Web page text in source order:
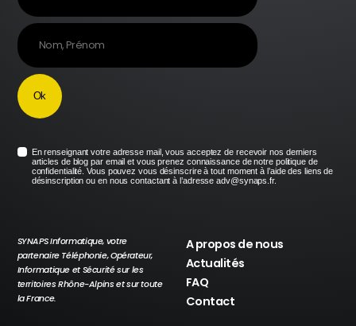
En renseignant votre adresse mail, vous acceptez de recevoir nos derniers
articles de blog par email et vous prenez connaissance de notre politique de
confidentialité. Vous pouvez vous désinscrire à tout moment à l’aide des liens de
désinscription ou en nous contactant à l’adresse adv@synaps.fr.
SYNAPS Informatique, votre
partenaire Téléphonie, Opérateur,
Informatique et Sécurité sur les
territoires Rhône-Alpins et sur toute
la France.
A propos de nous
Actualités
FAQ
Contact